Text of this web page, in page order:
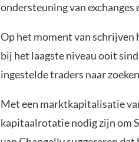
ondersteuning van exchanges
Op het moment van schrijven
bij het laagste niveau ooit
ingestelde traders naar
Met een marktkapitalisatie
kapitaalrotatie nodig zijn om